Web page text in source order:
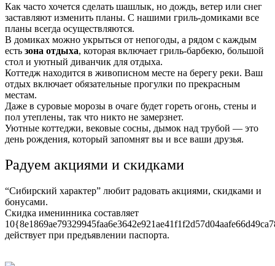
Как часто хочется сделать шашлык, но дождь, ветер или снег
заставляют изменить планы. С нашими гриль-домиками все
планы всегда осуществляются.
В домиках можно укрыться от непогоды, а рядом с каждым
есть зона отдыха, которая включает гриль-барбекю, большой
стол и уютный диванчик для отдыха.
Коттедж находится в живописном месте на берегу реки. Ваш
отдых включает обязательные прогулки по прекрасным
местам.
Даже в суровые морозы в очаге будет гореть огонь, стены и
пол утеплены, так что никто не замерзнет.
Уютные коттеджи, вековые сосны, дымок над трубой — это
день рождения, который запомнят вы и все ваши друзья.
Радуем акциями и скидками
“Сибирский характер” любит радовать акциями, скидками и
бонусами.
Скидка именинника составляет
действует при предъявлении паспорта.